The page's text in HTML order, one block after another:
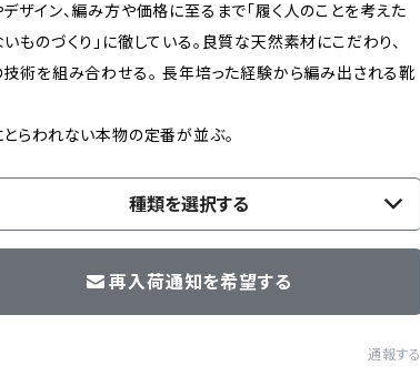
ザイン、編み方や価格に至るまで「履く人のことを考えた
ものづくり」に徹している。良質な天然素材にこだわり、
術を組み合わせる。 長年培った経験から編み出される靴
らわれない本物の定番が並ぶ。
種類を選択する
再入荷通知を希望する
通報する